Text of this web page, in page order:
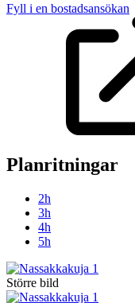
Fyll i en bostadsansökan
Planritningar
2h
3h
4h
5h
Större bild